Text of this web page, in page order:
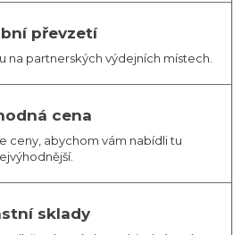
převzetí
na partnerských výdejních místech.
cena
ceny, abychom vám nabídli tu
sklady